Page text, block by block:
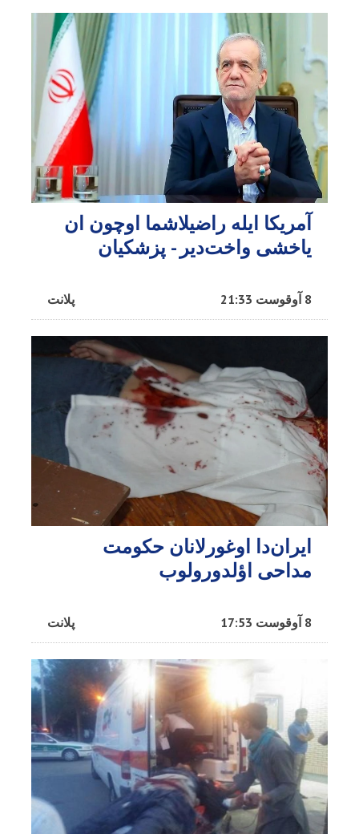
آمریکا ایله راضیلاشما اوچون ان
یاخشی واخت‌دیر - پزشکیان
پلانت 8 آوقوست 21:33
ایران‌دا اوغورلانان حکومت
مداحی اؤلدورولوب
پلانت 8 آوقوست 17:53